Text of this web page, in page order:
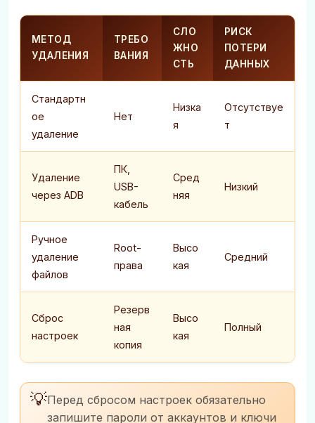
МЕТОД
УДАЛЕНИЯ
ТРЕБО
ВАНИЯ
СЛО
ЖНО
СТЬ
РИСК
ПОТЕРИ
ДАННЫХ
Стандартн
ое
удаление
Нет
Низка
я
Отсутствуе
т
Удаление
через ADB
ПК,
USB-
кабель
Сред
няя
Низкий
Ручное
удаление
файлов
Root-
права
Высо
кая
Средний
Сброс
настроек
Резерв
ная
копия
Высо
кая
Полный
💡Перед сбросом настроек обязательно
запишите пароли от аккаунтов и ключи